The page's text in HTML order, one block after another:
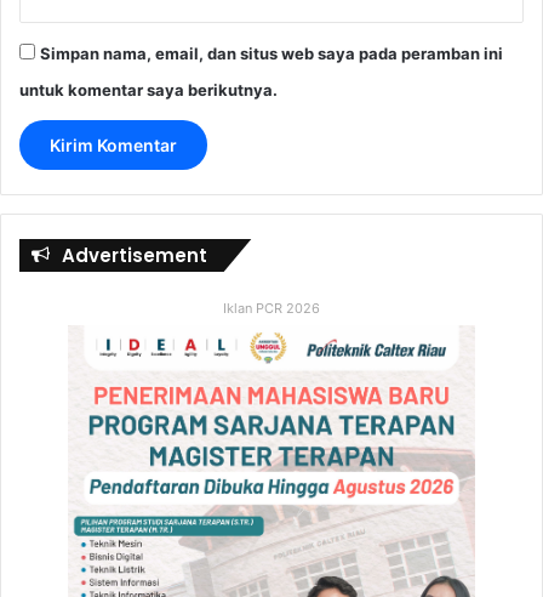
Simpan nama, email, dan situs web saya pada peramban ini
untuk komentar saya berikutnya.
Advertisement
Iklan PCR 2026